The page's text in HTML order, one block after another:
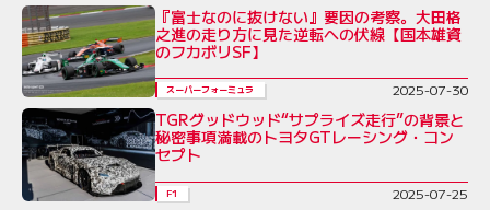
『富士なのに抜けない』要因の考察。大田格
之進の走り方に見た逆転への伏線【国本雄資
のフカボリSF】
スーパーフォーミュラ 2025-07-30
TGRグッドウッド“サプライズ走行”の背景と
秘密事項満載のトヨタGTレーシング・コン
セプト
F1 2025-07-25